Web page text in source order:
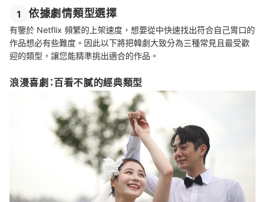
1 依據劇情類型選擇
有鑒於 Netflix 頻繁的上架速度，想要從中快速找出符合自己胃口的
作品想必有些難度。因此以下將把韓劇大致分為三種常見且最受歡
迎的類型，讓您能精準挑出適合的作品。
浪漫喜劇：百看不膩的經典類型